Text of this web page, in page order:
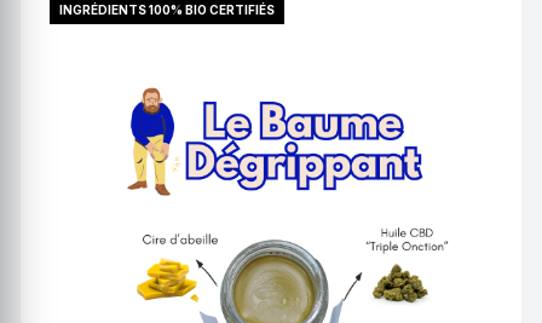
INGRÉDIENTS 100% BIO CERTIFIÉS